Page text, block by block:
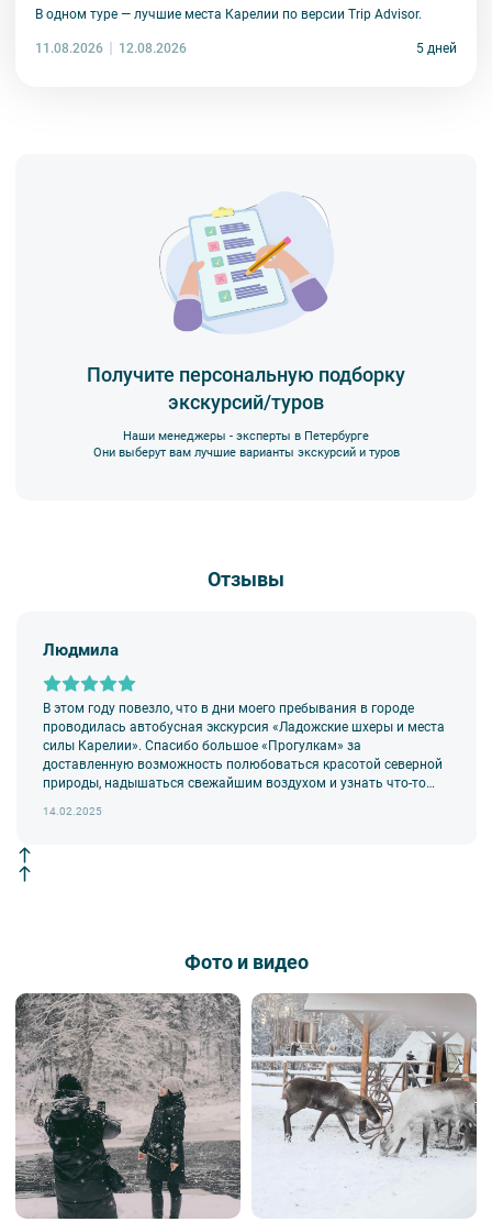
В одном туре — лучшие места Карелии по версии Trip Advisor.
11.08.2026 12.08.2026 5 дней
Получите персональную подборку
экскурсий/туров
Наши менеджеры - эксперты в Петербурге
Они выберут вам лучшие варианты экскурсий и туров
Отзывы
Людмила
В этом году повезло, что в дни моего пребывания в городе
проводилась автобусная экскурсия «Ладожские шхеры и места
силы Карелии». Спасибо большое «Прогулкам» за
доставленную возможность полюбоваться красотой северной
природы, надышаться свежайшим воздухом и узнать что-то
14.02.2025
Фото и видео